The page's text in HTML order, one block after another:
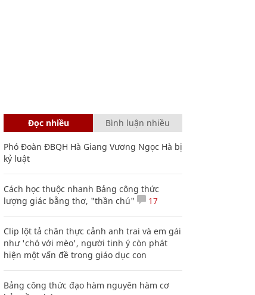
Đọc nhiều Bình luận nhiều
Phó Đoàn ĐBQH Hà Giang Vương Ngọc Hà bị
kỷ luật
Cách học thuộc nhanh Bảng công thức
lượng giác bằng thơ, "thần chú"
17
Clip lột tả chân thực cảnh anh trai và em gái
như 'chó với mèo', người tinh ý còn phát
hiện một vấn đề trong giáo dục con
Bảng công thức đạo hàm nguyên hàm cơ